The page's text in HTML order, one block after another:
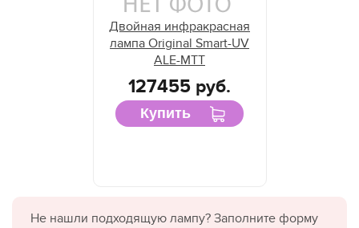
Двойная инфракрасная
лампа Original Smart-UV
ALE-MTT
127455 руб.
Купить
Не нашли подходящую лампу? Заполните форму